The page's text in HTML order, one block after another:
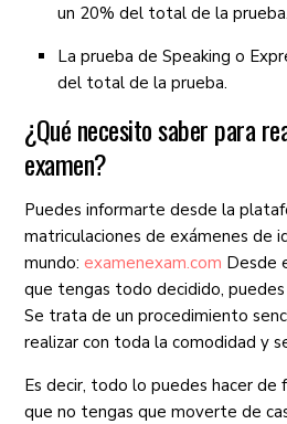
un 20% del total de la prueba.
La prueba de Speaking o
del total de la prueba.
¿Qué necesito saber para
examen?
Puedes informarte desde la
matriculaciones de exámenes de
mundo: examenexam.com Desde
que tengas todo decidido,
Se trata de un procedimiento
realizar con toda la comodidad y
Es decir, todo lo puedes hacer de
que no tengas que moverte de